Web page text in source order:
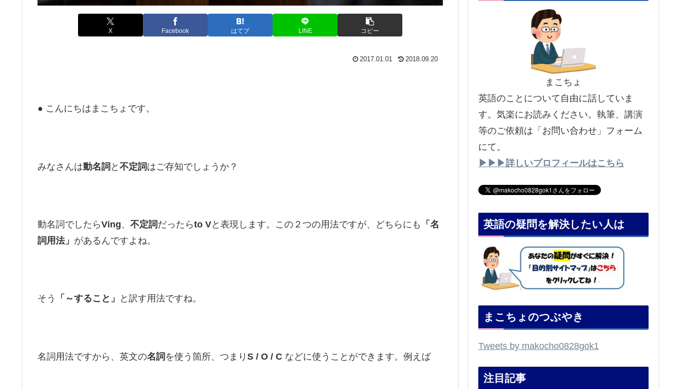
X Facebook はてブ LINE コピー
2017.01.01 2018.09.20
● こんにちはまこちょです。
みなさんは動名詞 と 不定詞はご存知でしょうか？
動名詞でしたらVing、 不定詞だったらto Vと表現します。この２つの用法ですが、どちらにも
「名
詞用法」 があるんですよね。
そう 「～すること」 と訳す用法ですね。
名詞用法ですから、英文の名詞 を使う箇所、つまり S / O / C などに使うことができます。例えば
まこちょ
英語のことについて自由に話していま
す。気楽にお読みください。執筆、講演
等のご依頼は「お問い合わせ」フォーム
にて。
▶▶▶詳しいプロフィールはこちら
英語の疑問を解決したい人は
まこちょのつぶやき
Tweets by makocho0828gok1
注目記事